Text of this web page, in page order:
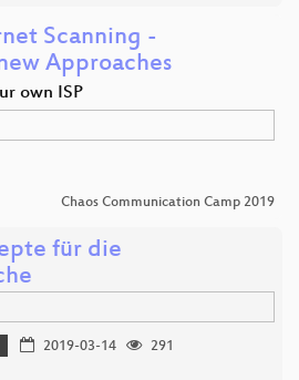
Scanning -
Approaches
own ISP
Chaos Communication Camp 2019
für die
2019-03-14
291